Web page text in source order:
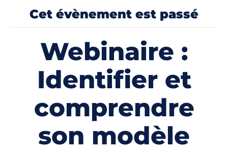
Cet évènement est passé
Webinaire :
Identifier et
comprendre
son modèle